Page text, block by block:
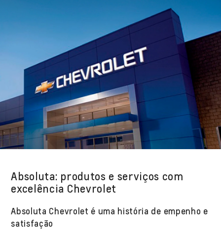
Absoluta: produtos e serviços com
excelência Chevrolet
Absoluta Chevrolet é uma história de empenho e
satisfação